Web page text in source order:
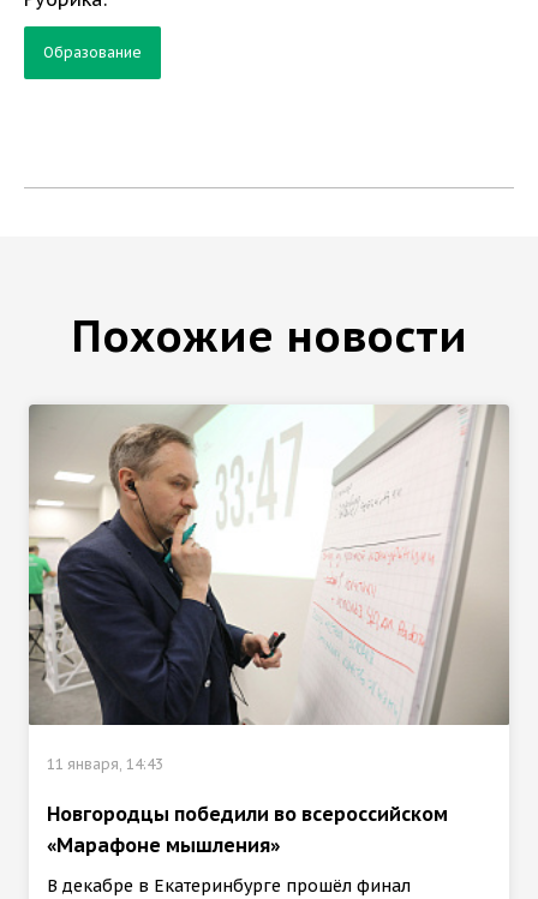
Образование
Похожие новости
11 января, 14:43
Новгородцы победили во всероссийском
«Марафоне мышления»
В декабре в Екатеринбурге прошёл финал